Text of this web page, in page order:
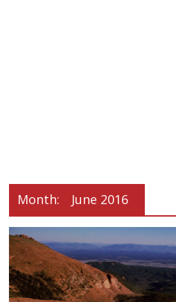
Month: June 2016